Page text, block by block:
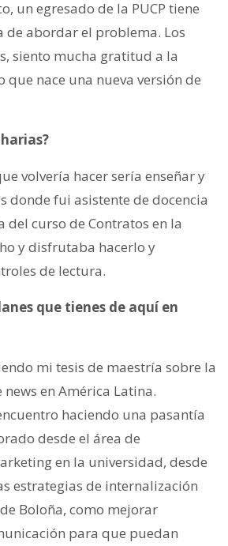
un egresado de la PUCP tiene
abordar el problema. Los
siento mucha gratitud a la
que nace una nueva versión de
volvería hacer sería enseñar y
donde fui asistente de docencia
curso de Contratos en la
y disfrutaba hacerlo y
de lectura.
que tienes de aquí en
mi tesis de maestría sobre la
en América Latina.
haciendo una pasantía
desde el área de
en la universidad, desde
estrategias de internalización
Boloña, como mejorar
para que puedan